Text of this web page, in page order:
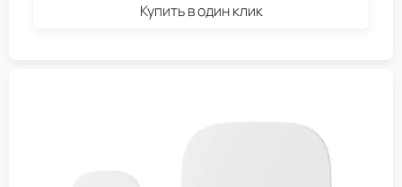
Купить в один клик